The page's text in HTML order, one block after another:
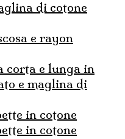
di cotone
e rayon
e maglina di
in cotone